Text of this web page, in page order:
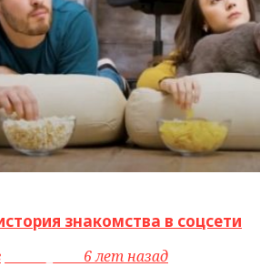
знакомства в соцсети
6 лет назад